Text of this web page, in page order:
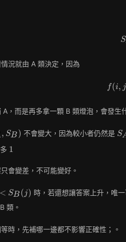
S
況就由 A 類決定，因為
f(i, j
A，而是再多拿一顆 B 類燈泡，會發生
, SB ) 不會變大，因為較小者仍然是 S
1
1
會變差，不可能變好。
< SB( j) 時，若還想讓答案上升，唯
類。
時，先補哪一邊都不影響正確性；。